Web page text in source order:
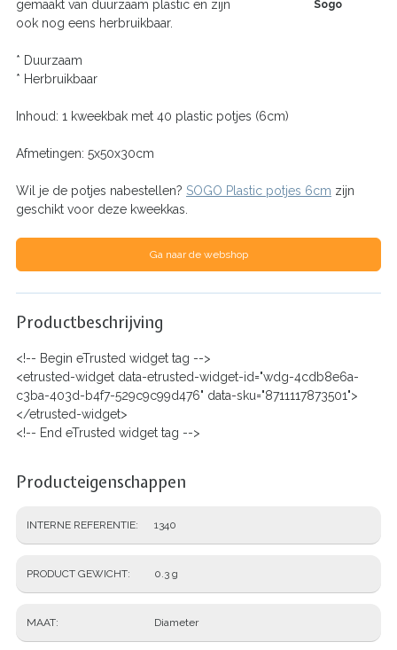
Sogo
gemaakt van duurzaam plastic en zijn
ook nog eens herbruikbaar.
* Duurzaam
* Herbruikbaar
Inhoud: 1 kweekbak met 40 plastic potjes (6cm)
Afmetingen: 5x50x30cm
Wil je de potjes nabestellen? SOGO Plastic potjes 6cm zijn
geschikt voor deze kweekkas.
Ga naar de webshop
Productbeschrijving
<!-- Begin eTrusted widget tag -->
<etrusted-widget data-etrusted-widget-id="wdg-4cdb8e6a-
c3ba-403d-b4f7-529c9c99d476" data-sku="8711117873501">
</etrusted-widget>
<!-- End eTrusted widget tag -->
Producteigenschappen
INTERNE REFERENTIE 1340
PRODUCT GEWICHT 0.3 g
MAAT Diameter